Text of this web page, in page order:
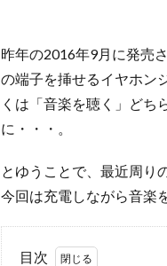
昨年の2016年9月に発売
の端子を挿せるイヤホン
くは「音楽を聴く」どち
に・・・。
とゆうことで、最近周り
今回は充電しながら音楽
目次